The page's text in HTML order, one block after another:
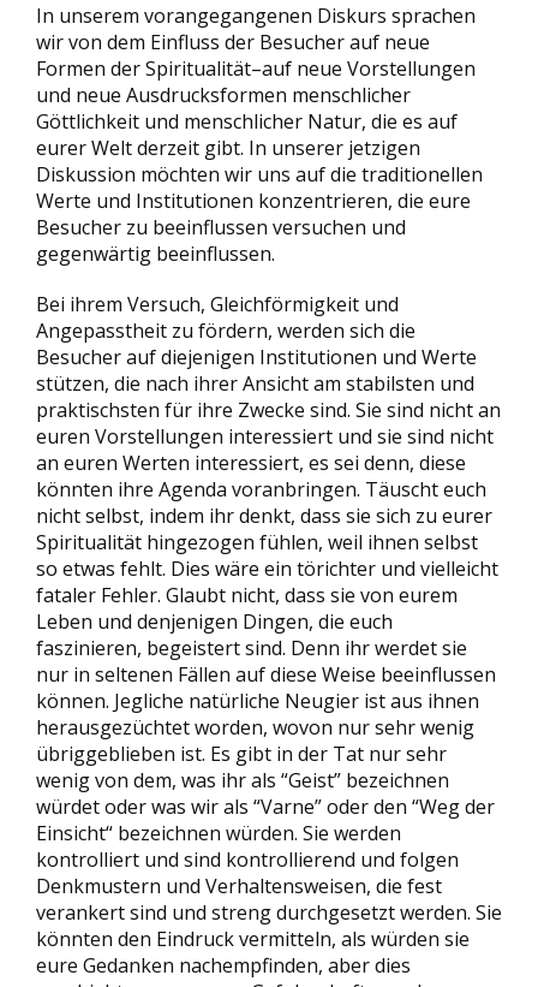
In unserem vorangegangenen Diskurs sprachen
wir von dem Einfluss der Besucher auf neue
Formen der Spiritualität–auf neue Vorstellungen
und neue Ausdrucksformen menschlicher
Göttlichkeit und menschlicher Natur, die es auf
eurer Welt derzeit gibt. In unserer jetzigen
Diskussion möchten wir uns auf die traditionellen
Werte und Institutionen konzentrieren, die eure
Besucher zu beeinflussen versuchen und
gegenwärtig beeinflussen.
Bei ihrem Versuch, Gleichförmigkeit und
Angepasstheit zu fördern, werden sich die
Besucher auf diejenigen Institutionen und Werte
stützen, die nach ihrer Ansicht am stabilsten und
praktischsten für ihre Zwecke sind. Sie sind nicht an
euren Vorstellungen interessiert und sie sind nicht
an euren Werten interessiert, es sei denn, diese
könnten ihre Agenda voranbringen. Täuscht euch
nicht selbst, indem ihr denkt, dass sie sich zu eurer
Spiritualität hingezogen fühlen, weil ihnen selbst
so etwas fehlt. Dies wäre ein törichter und vielleicht
fataler Fehler. Glaubt nicht, dass sie von eurem
Leben und denjenigen Dingen, die euch
faszinieren, begeistert sind. Denn ihr werdet sie
nur in seltenen Fällen auf diese Weise beeinflussen
können. Jegliche natürliche Neugier ist aus ihnen
herausgezüchtet worden, wovon nur sehr wenig
übriggeblieben ist. Es gibt in der Tat nur sehr
wenig von dem, was ihr als “Geist” bezeichnen
würdet oder was wir als “Varne” oder den “Weg der
Einsicht“ bezeichnen würden. Sie werden
kontrolliert und sind kontrollierend und folgen
Denkmustern und Verhaltensweisen, die fest
verankert sind und streng durchgesetzt werden. Sie
könnten den Eindruck vermitteln, als würden sie
eure Gedanken nachempfinden, aber dies